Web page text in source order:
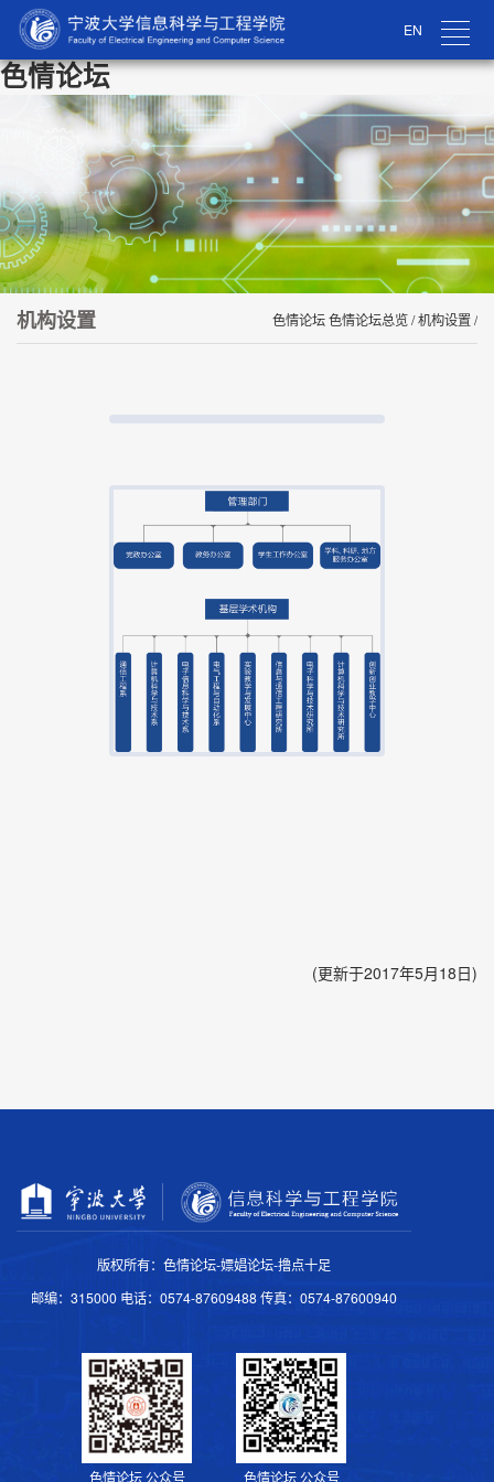
色情论坛
EN
机构设置 色情论坛 色情论坛总览 / 机构设置 /
(更新于2017年5月18日)
版权所有：色情论坛-嫖娼论坛-撸点十足
邮编：315000 电话：0574-87609488 传真：0574-87600940
色情论坛 公众号 色情论坛 公众号